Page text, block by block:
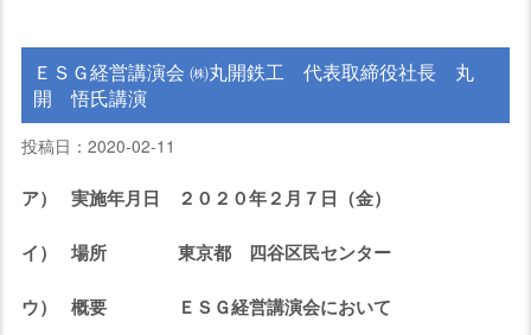
ＥＳＧ経営講演会 ㈱丸開鉄工 代表取締役社長 丸
開 悟氏講演
投稿日：2020-02-11
ア） 実施年月日 ２０２０年２月７日（金）
イ） 場所 東京都 四谷区民センター
ウ） 概要 ＥＳＧ経営講演会において